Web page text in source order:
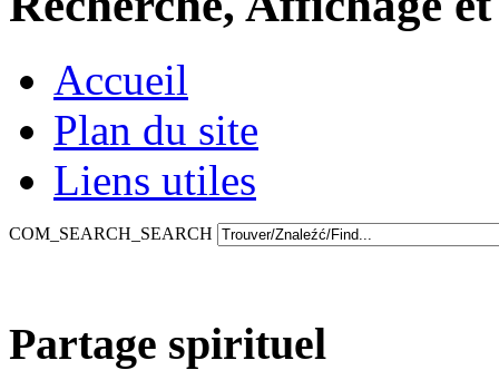
Accueil
Plan du site
Liens utiles
COM_SEARCH_SEARCH
Partage spirituel